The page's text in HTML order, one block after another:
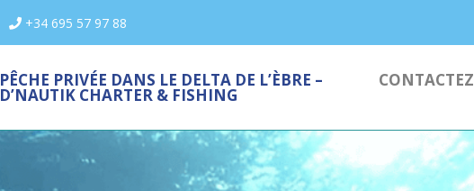
+34 695 57 97 88
PÊCHE PRIVÉE DANS LE DELTA DE L’ÈBRE –
D’NAUTIK CHARTER & FISHING
CONTACTEZ